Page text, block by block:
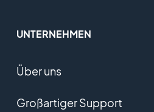
UNTERNEHMEN
Über uns
Großartiger Support